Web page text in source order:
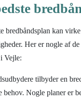
bredbåndsplan kan
Her er nogle af de
Vejle:
tilbyder en
behov. Nogle planer er